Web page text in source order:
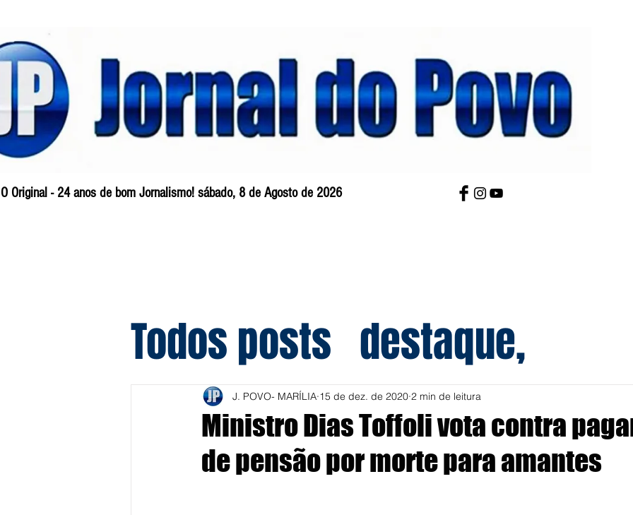
O Original - 24 anos de bom Jornalismo! sábado, 8 de Agosto de 2026
Todos posts destaque,
Ministro Dias Toffoli vota contra
de pensão por morte para amantes
J. POVO- MARÍLIA 15 de dez. de 2020 2 min de leitura